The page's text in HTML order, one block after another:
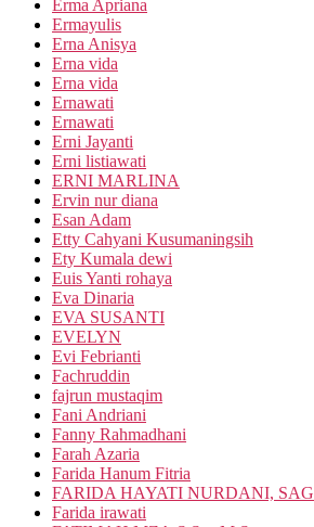
Erma Apriana
Ermayulis
Erna Anisya
Erna vida
Erna vida
Ernawati
Ernawati
Erni Jayanti
Erni listiawati
ERNI MARLINA
Ervin nur diana
Esan Adam
Etty Cahyani Kusumaningsih
Ety Kumala dewi
Euis Yanti rohaya
Eva Dinaria
EVA SUSANTI
EVELYN
Evi Febrianti
Fachruddin
fajrun mustaqim
Fani Andriani
Fanny Rahmadhani
Farah Azaria
Farida Hanum Fitria
FARIDA HAYATI NURDANI, SAG
Farida irawati